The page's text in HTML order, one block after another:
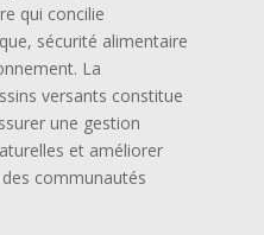
qui concilie
sécurité alimentaire
La
versants constitue
une gestion
et améliorer
communautés